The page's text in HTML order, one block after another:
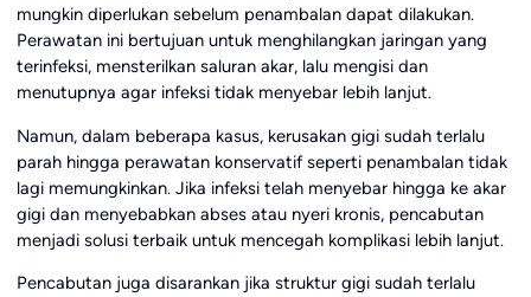
mungkin diperlukan sebelum penambalan dapat dilakukan.
Perawatan ini bertujuan untuk menghilangkan jaringan yang
terinfeksi, mensterilkan saluran akar, lalu mengisi dan
menutupnya agar infeksi tidak menyebar lebih lanjut.
Namun, dalam beberapa kasus, kerusakan gigi sudah terlalu
parah hingga perawatan konservatif seperti penambalan tidak
lagi memungkinkan. Jika infeksi telah menyebar hingga ke akar
gigi dan menyebabkan abses atau nyeri kronis, pencabutan
menjadi solusi terbaik untuk mencegah komplikasi lebih lanjut.
Pencabutan juga disarankan jika struktur gigi sudah terlalu